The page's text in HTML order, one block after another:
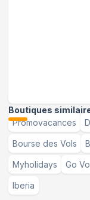
Boutiques
Promovacances
Bourse des Vols
Myholidays Go
Iberia